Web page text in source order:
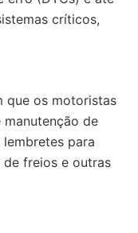
críticos,
que os motoristas
de
para
freios e outras